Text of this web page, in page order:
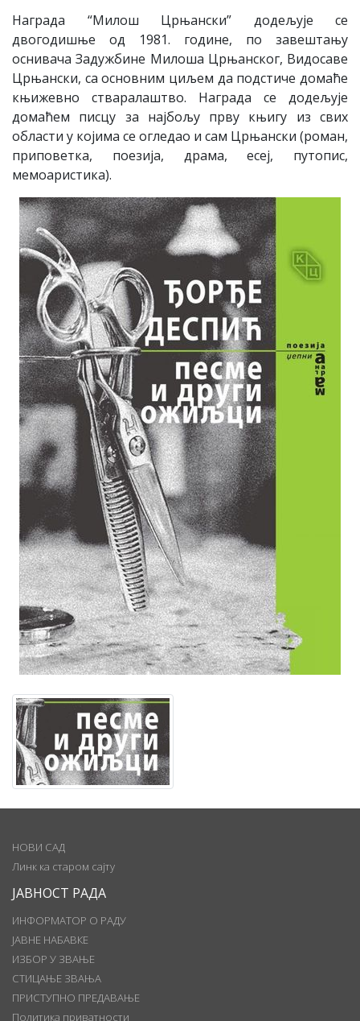
Награда “Милош Црњански” додељује се
двогодишње од 1981. године, по завештању
оснивача Задужбине Милоша Црњанског, Видосаве
Црњански, са основним циљем да подстиче домаће
књижевно стваралаштво. Награда се додељује
домаћем писцу за најбољу прву књигу из свих
области у којима се огледао и сам Црњански (роман,
приповетка, поезија, драма, есеј, путопис,
мемоаристика).
НОВИ САД
Линк ка старом сајту
ЈАВНОСТ РАДА
ИНФОРМАТОР О РАДУ
ЈАВНЕ НАБАВКЕ
ИЗБОР У ЗВАЊЕ
СТИЦАЊЕ ЗВАЊА
ПРИСТУПНО ПРЕДАВАЊЕ
Политика приватности